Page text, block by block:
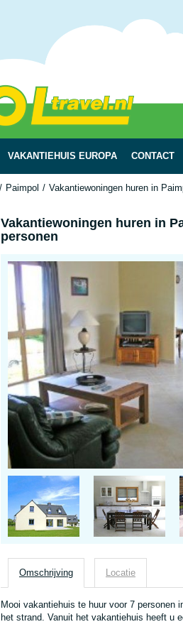
VAKANTIEHUIS EUROPA CONTACT
Paimpol Vakantiewoningen huren in
Vakantiewoningen huren in
personen
Omschrijving Locatie
Mooi vakantiehuis te huur voor 7 personen
het strand. Vanuit het vakantiehuis heeft u